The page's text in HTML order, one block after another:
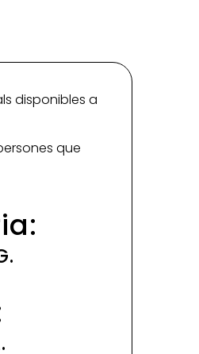
disponibles a
que